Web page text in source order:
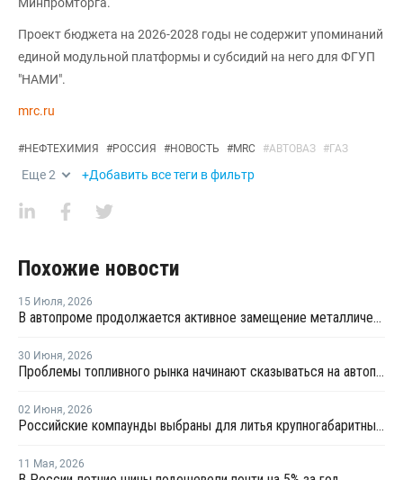
Проект бюджета на 2026-2028 годы не содержит упоминаний
единой модульной платформы и субсидий на него для ФГУП
"НАМИ".
mrc.ru
#НЕФТЕХИМИЯ #РОССИЯ #НОВОСТЬ #MRC #АВТОВАЗ #ГАЗ
Еще2 +Добавить все теги в фильтр
Похожие новости
15 Июля, 2026
В автопроме продолжается активное замещение металлических компонентов конструкционными полимерами
30 Июня, 2026
Проблемы топливного рынка начинают сказываться на автоперевозках
02 Июня, 2026
Российские компаунды выбраны для литья крупногабаритных автокомпонентов BELGEE
11 Мая, 2026